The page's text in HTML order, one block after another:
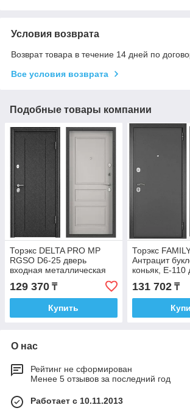
Условия возврата
Возврат товара в течение 14 дней по
Все условия возврата
Подобные товары компании
Торэкс DELTA PRO MP
RGSO D6-25 дверь
входная металлическая
129 370 ₸
Купить
Торэкс
Антрацит
коньяк, E-110
входная
131 702₸
О нас
Рейтинг не сформирован
Менее 5 отзывов за последний год
Работает с 10.11.2013